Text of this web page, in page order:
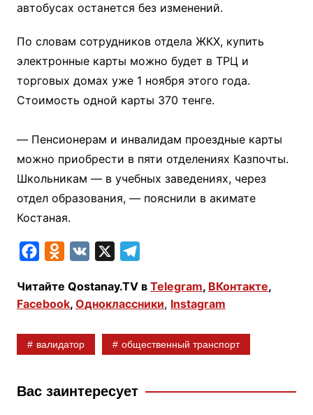
автобусах останется без изменений.
По словам сотрудников отдела ЖКХ, купить
электронные карты можно будет в ТРЦ и
торговых домах уже 1 ноября этого года.
Стоимость одной карты 370 тенге.
— Пенсионерам и инвалидам проездные карты
можно приобрести в пяти отделениях Казпочты.
Школьникам — в учебных заведениях, через
отдел образования, — пояснили в акимате
Костаная.
c
e
o
k
n
o
l
s
l
e
r
m
Читайте Qostanay.TV в Telegram, ВКонтакте,
Facebook, Одноклассники, Instagram
валидатор общественный транспорт
Вас заинтересует